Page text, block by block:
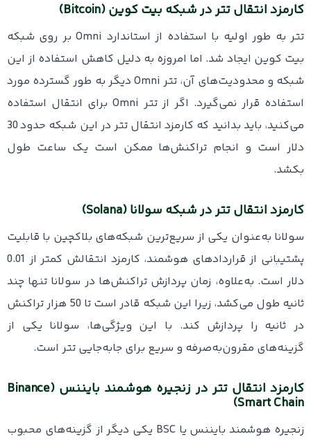
کارمزد انتقال تتر در شبکه بیت کوین (Bitcoin)
تتر به‌ طور اولیه با استفاده از استاندارد Omni بر روی شبکه
بیت کوین ایجاد شد. اما امروزه به دلیل کاهش استفاده از این
شبکه و محدودیت‌های آن، تتر Omni دیگر به‌ طور گسترده‌ مورد
استفاده قرار نمی‌گیرد. اگر از تتر Omni برای انتقال استفاده
می‌کنید، باید بدانید که کارمزد انتقال تتر در این شبکه حدود 30
دلار است و انجام تراکنش‌ها ممکن است یک ساعت طول
بکشد.
کارمزد انتقال تتر در شبکه سولانا (Solana)
سولانا به‌عنوان یکی از سریع‌ترین شبکه‌های بلاکچین با قابلیت
پشتیبانی از قراردادهای هوشمند، کارمزد انتقالش کمتر از 0.01
دلار است. به‌علاوه، زمان پردازش تراکنش‌ها در سولانا تنها چند
ثانیه طول می‌کشد، زیرا این شبکه قادر است تا 50 هزار تراکنش
در ثانیه را پردازش کند. با این ویژگی‌ها، سولانا یکی از
گزینه‌های مقرون‌به‌صرفه و سریع برای جابه‌جایی تتر است.
کارمزد انتقال تتر در زنجیره هوشمند بایننس (Binance
Smart Chain)
زنجیره هوشمند بایننس یا BSC یکی دیگر از گزینه‌های محبوب